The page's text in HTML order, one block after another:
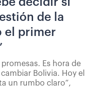
de la
el primer
Es hora de
Bolivia. Hoy el
un rumbo claro”,